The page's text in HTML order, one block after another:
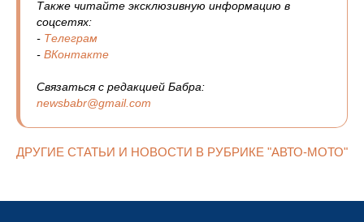
Также читайте эксклюзивную информацию в
соцсетях:
- Телеграм
- ВКонтакте
Связаться с редакцией Бабра:
newsbabr@gmail.com
ДРУГИЕ СТАТЬИ И НОВОСТИ В РУБРИКЕ "АВТО-МОТО"